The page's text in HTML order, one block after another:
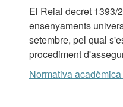
El Reial decret 1393/
ensenyaments
setembre, pel qual
procediment
Normativa